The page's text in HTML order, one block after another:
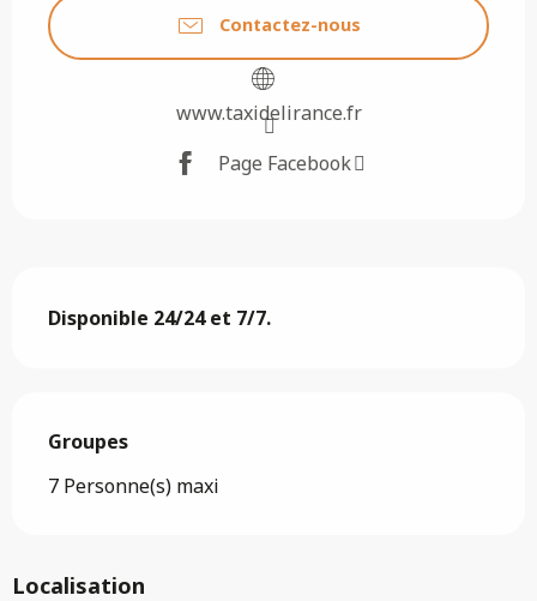
Contactez-nous
www.taxidelirance.fr
Page Facebook
Disponible 24/24 et 7/7.
Groupes
Groupes
7 Personne(s) maxi
Localisation